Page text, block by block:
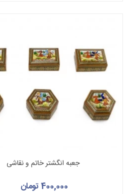
جعبه انگشتر خاتم‌ و نقاشی
400,000 تومان